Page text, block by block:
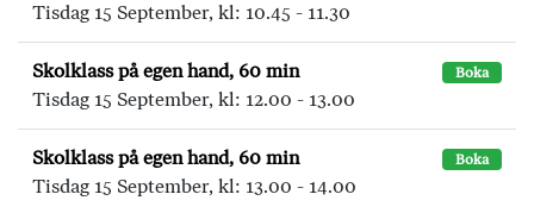
Tisdag 15 September, kl: 10.45 - 11.30
Skolklass på egen hand, 60 min Boka
Tisdag 15 September, kl: 12.00 - 13.00
Skolklass på egen hand, 60 min Boka
Tisdag 15 September, kl: 13.00 - 14.00